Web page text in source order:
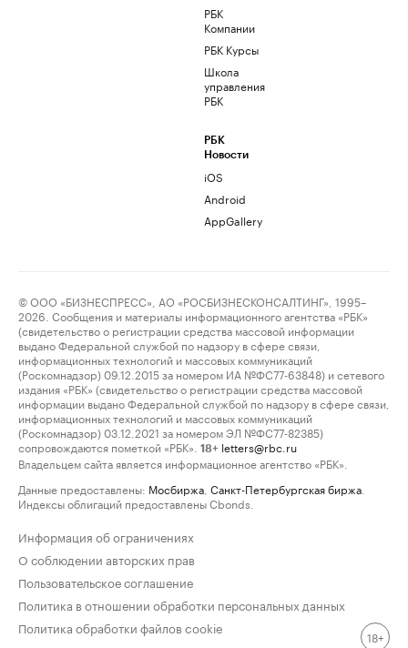
РБК
Компании
РБК Курсы
Школа
управления
РБК
РБК
Новости
iOS
Android
AppGallery
© ООО «БИЗНЕСПРЕСС», АО «РОСБИЗНЕСКОНСАЛТИНГ», 1995–
2026. Сообщения и материалы информационного агентства «РБК»
(свидетельство о регистрации средства массовой информации
выдано Федеральной службой по надзору в сфере связи,
информационных технологий и массовых коммуникаций
(Роскомнадзор) 09.12.2015 за номером ИА №ФС77-63848) и сетевого
издания «РБК» (свидетельство о регистрации средства массовой
информации выдано Федеральной службой по надзору в сфере связи,
информационных технологий и массовых коммуникаций
(Роскомнадзор) 03.12.2021 за номером ЭЛ №ФС77-82385)
сопровождаются пометкой «РБК».
18+ letters@rbc.ru
Владельцем сайта является информационное агентство «РБК».
Данные предоставлены: Мосбиржа Санкт-Петербургская биржа
Индексы облигаций предоставлены Cbonds.
Информация об ограничениях
О соблюдении авторских прав
Пользовательское соглашение
Политика в отношении обработки персональных данных
Политика обработки файлов cookie
18+